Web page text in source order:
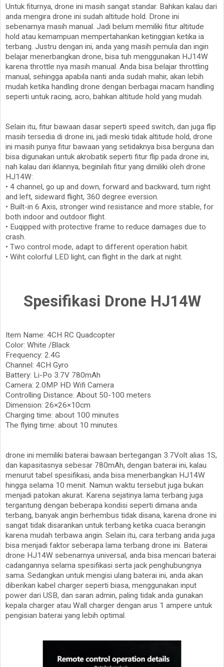
Untuk fiturnya, drone ini masih sangat standar. Bahkan kalau dari
anda mengira drone ini sudah altitude hold. Drone ini
sebenarnya masih manual. Jadi belum memiliki fitur altitude
hold atau kemampuan mempertahankan ketinggian ketika ia
terbang. Justru dengan ini, anda yang masih pemula dan ingin
belajar menerbangkan drone, bisa tuh menggunakan HJ14W
karena throttle nya masih manual. Anda bisa belajar throttling
manual, sehingga apabila nanti anda sudah mahir, akan lebih
mudah ketika handling drone dengan berbagai macam handling
seperti untuk racing, acro, bahkan altitude hold yang mudah.
Selain itu, fitur bawaan dasar seperti speed switch, dan juga flip
masih tersedia di drone ini, jadi meski tidak altitude hold, drone
ini masih punya fitur bawaan yang setidaknya bisa berguna dan
bisa digunakan untuk akrobatik seperti fitur flip pada drone ini,
nah kalau dari iklannya, beginilah fitur yang dimiliki oleh drone
HJ14W:
• 4 channel, go up and down, forward and backward, turn right
and left, sideward flight, 360 degree eversion.
• Built-in 6 Axis, stronger wind resistance and more stable, for
both indoor and outdoor flight.
• Euqipped with protective frame to reduce damages due to
crash.
• Two control mode, adapt to different operation habit.
• Wiht colorful LED light, can flight in the dark at night.
Spesifikasi Drone HJ14W
Item Name: 4CH RC Quadcopter
Color: White /Black
Frequency: 2.4G
Channel: 4CH Gyro
Battery: Li-Po 3.7V 780mAh
Camera: 2.0MP HD Wifi Camera
Controlling Distance: About 50-100 meters
Dimension: 26×26×10cm
Charging time: about 100 minutes
The flying time: about 10 minutes
drone ini memiliki baterai bawaan bertegangan 3.7Volt alias 1S,
dan kapasitasnya sebesar 780mAh, dengan baterai ini, kalau
menurut tabel spesifikasi, anda bisa menerbangkan HJ14W
hingga selama 10 menit. Namun waktu tersebut juga bukan
menjadi patokan akurat. Karena sejatinya lama terbang juga
tergantung dengan beberapa kondisi seperti dimana anda
terbang, banyak angin berhembus tidak disana, karena drone ini
sangat tidak disarankan untuk terbang ketika cuaca berangin
karena mudah terbawa angin. Selain itu, cara terbang anda juga
bisa menjadi faktor seberapa lama terbang drone ini. Baterai
drone HJ14W sebenarnya universal, anda bisa mencari baterai
cadangannya selama spesifikasi serta jack penghubungnya
sama. Sedangkan untuk mengisi ulang baterai ini, anda akan
diberikan kabel charger seperti biasa, menggunakan input
power dari USB, dan saran admin, paling tidak anda gunakan
kepala charger atau Wall charger dengan arus 1 ampere untuk
pengisian baterai yang lebih optimal.